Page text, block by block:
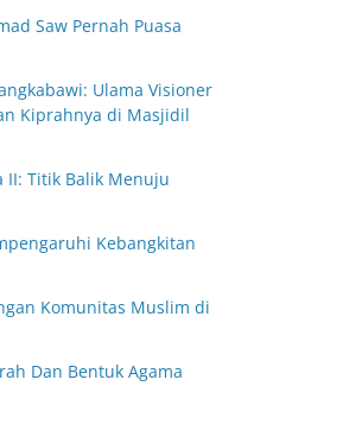
Saw Pernah Puasa
Ulama Visioner
Kiprahnya di Masjidil
Titik Balik Menuju
Kebangkitan
Komunitas Muslim di
Dan Bentuk Agama